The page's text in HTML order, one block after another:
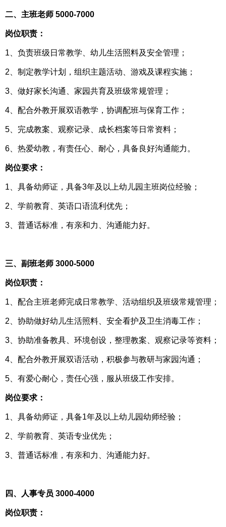
二、主班老师 5000-7000
岗位职责：
1、负责班级日常教学、幼儿生活照料及安全管理；
2、制定教学计划，组织主题活动、游戏及课程实施；
3、做好家长沟通、家园共育及班级常规管理；
4、配合外教开展双语教学，协调配班与保育工作；
5、完成教案、观察记录、成长档案等日常资料；
6、热爱幼教，有责任心、耐心，具备良好沟通能力。
岗位要求：
1、具备幼师证，具备3年及以上幼儿园主班岗位经验；
2、学前教育、英语口语流利优先；
3、普通话标准，有亲和力、沟通能力好。
三、副班老师 3000-5000
岗位职责：
1、配合主班老师完成日常教学、活动组织及班级常规管理；
2、协助做好幼儿生活照料、安全看护及卫生消毒工作；
3、协助准备教具、环境创设，整理教案、观察记录等资料；
4、配合外教开展双语活动，积极参与教研与家园沟通；
5、有爱心耐心，责任心强，服从班级工作安排。
岗位要求：
1、具备幼师证，具备1年及以上幼儿园幼师经验；
2、学前教育、英语专业优先；
3、普通话标准，有亲和力、沟通能力好。
四、人事专员 3000-4000
岗位职责：